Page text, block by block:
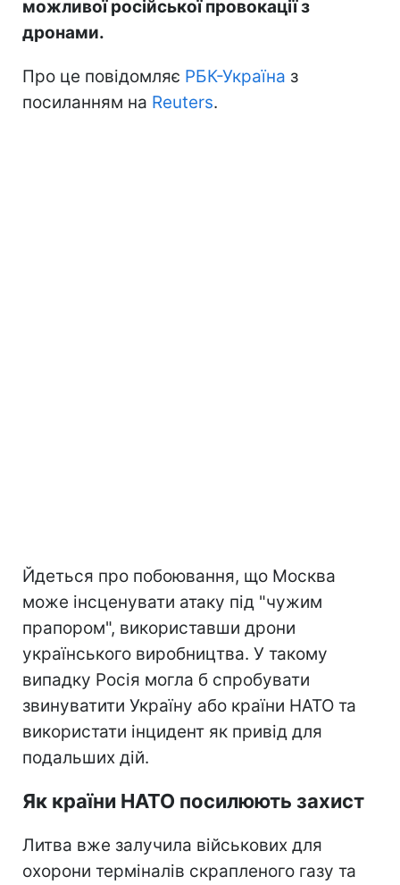
можливої російської провокації з
дронами.
Про це повідомляє РБК-Україна з
посиланням на Reuters.
Йдеться про побоювання, що Москва
може інсценувати атаку під "чужим
прапором", використавши дрони
українського виробництва. У такому
випадку Росія могла б спробувати
звинуватити Україну або країни НАТО та
використати інцидент як привід для
подальших дій.
Як країни НАТО посилюють захист
Литва вже залучила військових для
охорони терміналів скрапленого газу та